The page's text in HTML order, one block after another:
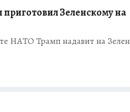
приготовил Зеленскому на
НАТО Трамп надавит на